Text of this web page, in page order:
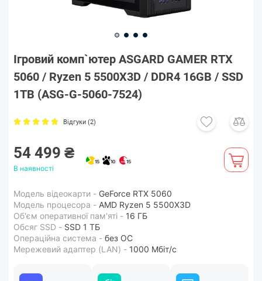
Ігровий комп`ютер ASGARD GAMER RTX
5060 / Ryzen 5 5500X3D / DDR4 16GB / SSD
1TB (ASG-G-5060-7524)
Відгуки (2)
54 499 ₴
В наявності
15 10 15
Модель відеокарти - GeForce RTX 5060
Модель процесора - AMD Ryzen 5 5500X3D
Об'єм оперативної пам'яті - 16 ГБ
Обсяг SSD - SSD 1 ТБ
Операційна система - без ОС
Мережевий адаптер (LAN) - 1000 Мбіт/с